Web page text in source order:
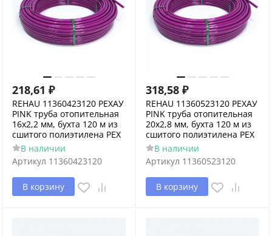
218,61 ₽
REHAU 11360423120 РЕХАУ
PINK труба отопительная
16х2,2 мм, бухта 120 м из
сшитого полиэтилена PEX
В наличии
Артикул 11360423120
В корзину
318,58 ₽
REHAU 11360523120 РЕХАУ
PINK труба отопительная
20х2,8 мм, бухта 120 м из
сшитого полиэтилена PEX
В наличии
Артикул 11360523120
В корзину